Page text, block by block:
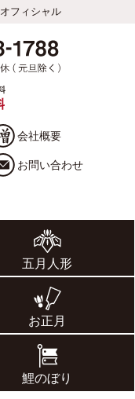
フィシャル
会社概要
お問い合わせ
五月人形
お正月
鯉のぼり